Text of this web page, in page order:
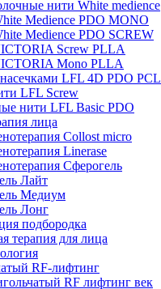
нити White medience
Medience PDO MONO
Medience PDO SCREW
Screw PLLA
Mono PLLA
LFL 4D PDO PCL
LFL Screw
нити LFL Basic PDO
лица
Collost micro
Linerase
Сферогель
Лайт
Медиум
Лонг
подбородка
терапия для лица
RF-лифтинг
RF лифтинг век